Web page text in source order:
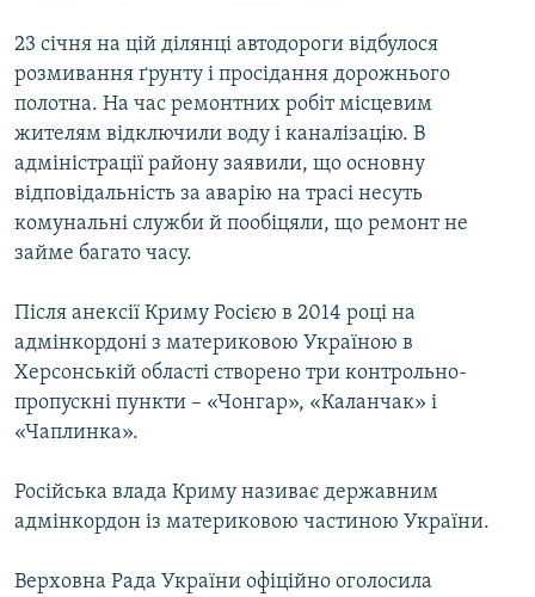
23 січня на цій ділянці автодороги відбулося
розмивання ґрунту і просідання дорожнього
полотна. На час ремонтних робіт місцевим
жителям відключили воду і каналізацію. В
адміністрації району заявили, що основну
відповідальність за аварію на трасі несуть
комунальні служби й пообіцяли, що ремонт не
займе багато часу.
Після анексії Криму Росією в 2014 році на
адмінкордоні з материковою Україною в
Херсонській області створено три контрольно-
пропускні пункти – «Чонгар», «Каланчак» і
«Чаплинка».
Російська влада Криму називає державним
адмінкордон із материковою частиною України.
Верховна Рада України офіційно оголосила